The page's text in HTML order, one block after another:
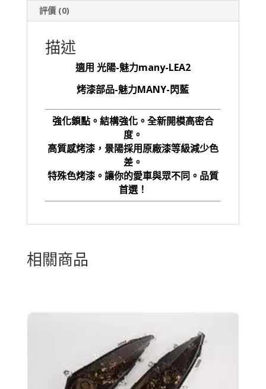
評價 (0)
描述
適用 光陽-魅力many-LEA2
烤漆部品-魅力MANY-閃藍
強化鎖點。結構強化。全新開模高密合
度。
高質感烤漆，景陽採用原廠漆等級減少色
差。
特殊色烤漆。讓你的愛車與眾不同。品質
首選！
相關商品